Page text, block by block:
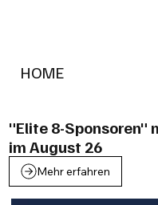
HOME
"Elite 8-Sponsoren"
im August 26
Mehr erfahren